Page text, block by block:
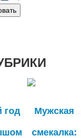
год Мужская
смекалка: